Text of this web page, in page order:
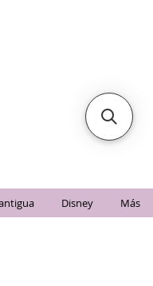
Disney Más